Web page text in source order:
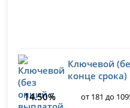
Ключевой
конце срока)
14.50%
от 181 до